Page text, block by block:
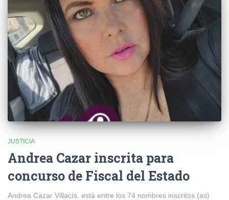
JUSTICIA
Andrea Cazar inscrita para
concurso de Fiscal del Estado
Andrea Cazar Villacís, está entre los 74 nombres inscritos (as)